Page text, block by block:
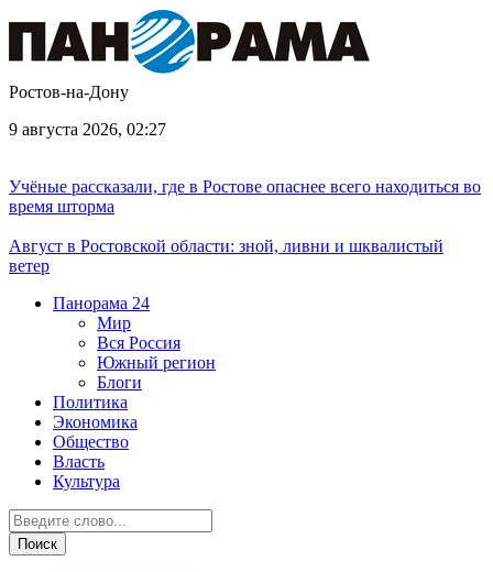
Ростов-на-Дону
9 августа 2026, 02:27
Учёные рассказали, где в Ростове опаснее всего находиться во
время шторма
Август в Ростовской области: зной, ливни и шквалистый
ветер
Панорама 24
Мир
Вся Россия
Южный регион
Блоги
Политика
Экономика
Общество
Власть
Культура